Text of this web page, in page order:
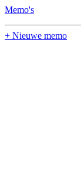
Memo's
+ Nieuwe memo